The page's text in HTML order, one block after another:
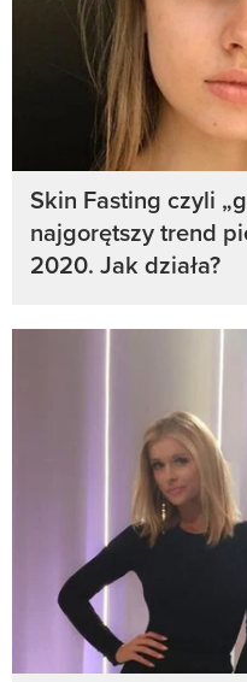
Skin Fasting czyli
najgorętszy trend
2020. Jak działa?